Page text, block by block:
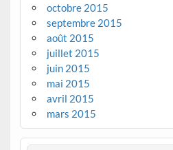
octobre 2015
septembre 2015
août 2015
juillet 2015
juin 2015
mai 2015
avril 2015
mars 2015